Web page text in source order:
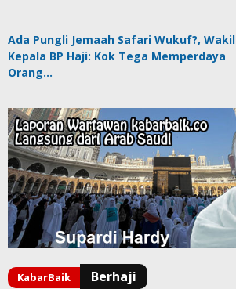
Ada Pungli Jemaah Safari Wukuf?, Wakil
Kepala BP Haji: Kok Tega Memperdaya
Orang…